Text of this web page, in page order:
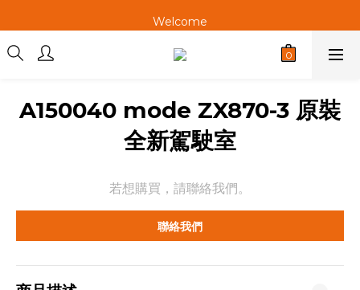
Welcome
Welcome
Welcome
A150040 mode ZX870-3 原裝
全新駕駛室
若想購買，請聯絡我們。
聯絡我們